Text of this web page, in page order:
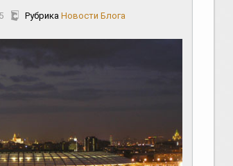
Рубрика Новости Блога